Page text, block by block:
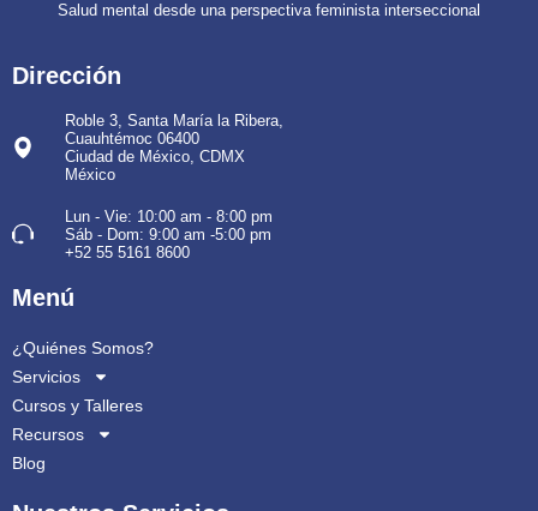
Salud mental desde una perspectiva feminista interseccional
Dirección
Roble 3, Santa María la Ribera,
Cuauhtémoc 06400
Ciudad de México, CDMX
México
Lun - Vie: 10:00 am - 8:00 pm
Sáb - Dom: 9:00 am -5:00 pm
+52 55 5161 8600
Menú
¿Quiénes Somos?
Servicios
Cursos y Talleres
Recursos
Blog